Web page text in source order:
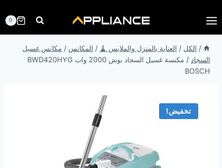
إلى
المحتوى
0
/ الكل / العناية بالمنزل والملابس 🧹 / المكانس / مكانس غسيل
السجاد /
مكنسة غسيل السجاد بوش 2000 وات BWD420HYG
BOSCH
تخفيض!